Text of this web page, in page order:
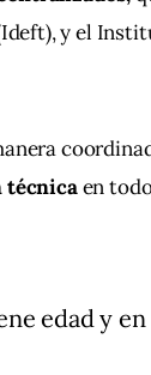
y el
técnica en
edad y